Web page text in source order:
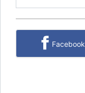
Facebook